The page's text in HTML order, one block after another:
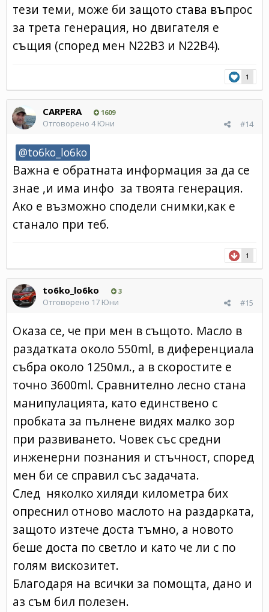
тези теми, може би защото става въпрос
за трета генерация, но двигателя е
същия (според мен N22B3 и N22B4).
1
CARPERA 1609
#14
Отговорено 4 Юни
@to6ko_lo6ko
Важна е обратната информация за да се
знае ,и има инфо за твоята генерация.
Ако е възможно сподели снимки,как е
станало при теб.
1
to6ko_lo6ko 3
#15
Отговорено 17 Юни
Оказа се, че при мен в същото. Масло в
раздатката около 550ml, в диференциала
събра около 1250мл., а в скоростите е
точно 3600ml. Сравнително лесно стана
манипулацията, като единствено с
пробката за пълнене видях малко зор
при развиването. Човек със средни
инженерни познания и стъчност, според
мен би се справил със задачата.
След няколко хиляди километра бих
опреснил отново маслото на раздарката,
защото изтече доста тъмно, а новото
беше доста по светло и като че ли с по
голям вискозитет.
Благодаря на всички за помощта, дано и
аз съм бил полезен.